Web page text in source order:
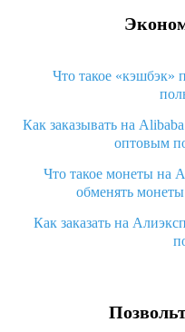
Что такое «кэшбэк»
Как заказывать на
оптовым
Что такое монеты на
обменять
Как заказать на
Что значит статус
Что делать, если